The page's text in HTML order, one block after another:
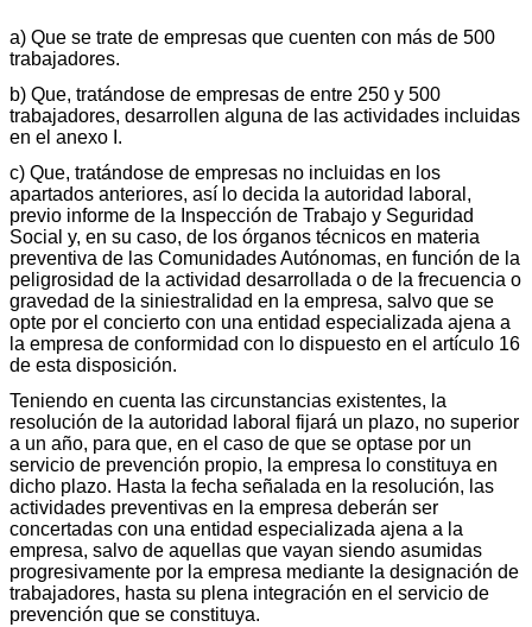
a) Que se trate de empresas que cuenten con más de 500
trabajadores.
b) Que, tratándose de empresas de entre 250 y 500
trabajadores, desarrollen alguna de las actividades incluidas
en el anexo I.
c) Que, tratándose de empresas no incluidas en los
apartados anteriores, así lo decida la autoridad laboral,
previo informe de la Inspección de Trabajo y Seguridad
Social y, en su caso, de los órganos técnicos en materia
preventiva de las Comunidades Autónomas, en función de la
peligrosidad de la actividad desarrollada o de la frecuencia o
gravedad de la siniestralidad en la empresa, salvo que se
opte por el concierto con una entidad especializada ajena a
la empresa de conformidad con lo dispuesto en el artículo 16
de esta disposición.
Teniendo en cuenta las circunstancias existentes, la
resolución de la autoridad laboral fijará un plazo, no superior
a un año, para que, en el caso de que se optase por un
servicio de prevención propio, la empresa lo constituya en
dicho plazo. Hasta la fecha señalada en la resolución, las
actividades preventivas en la empresa deberán ser
concertadas con una entidad especializada ajena a la
empresa, salvo de aquellas que vayan siendo asumidas
progresivamente por la empresa mediante la designación de
trabajadores, hasta su plena integración en el servicio de
prevención que se constituya.